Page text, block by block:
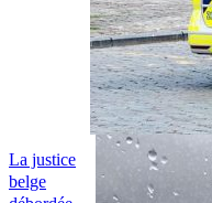
La justice
belge